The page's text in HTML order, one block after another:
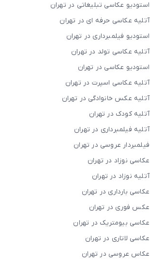
استودیو عکاسی تبلیغاتی در تهران
آتلیه عکاسی حرفه ای در تهران
استودیو فیلمبرداری در تهران
آتلیه عکاسی تولد در تهران
استودیو عکاسی در تهران
آتلیه عکاسی اسپرت در تهران
آتلیه عکس خانوادگی در تهران
آتلیه کودک در تهران
آتلیه فیلمبرداری در تهران
فیلمبردار عروسی در تهران
عکاسی نوزاد در تهران
آتلیه نوزاد در تهران
عکاسی بارداری در تهران
عکس فوری در تهران
عکاسی بیومتریک در تهران
عکاسی لاتاری در تهران
عکاس عروسی در تهران